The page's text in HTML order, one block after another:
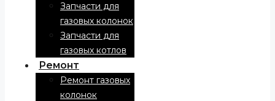
Запчасти для
газовых колонок
Запчасти для
газовых котлов
Ремонт
Ремонт газовых
колонок